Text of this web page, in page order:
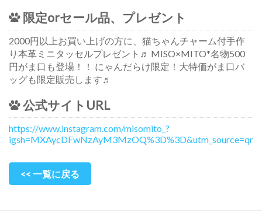
限定orセール品、プレゼント
2000円以上お買い上げの方に、猫ちゃんチャーム付手作
り本革ミニタッセルプレゼント♬ MISO×MITO*名物500
円がま口も登場！！ にゃんだらけ限定！大特価がま口バ
ッグも限定販売します♬
公式サイトURL
https://www.instagram.com/misomito_?
igsh=MXAycDFwNzAyM3MzOQ%3D%3D&utm_source=qr
<< 一覧に戻る